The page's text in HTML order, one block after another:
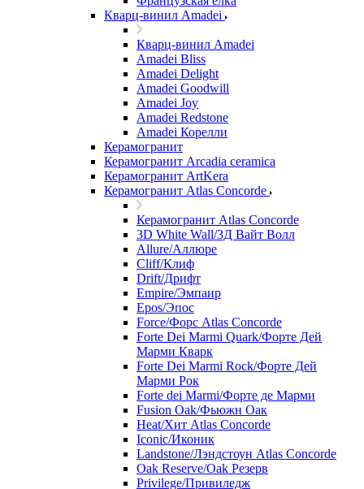
Кварц-винил Amadei
Кварц-винил Amadei
Amadei Bliss
Amadei Delight
Amadei Goodwill
Amadei Joy
Amadei Redstone
Amadei Корелли
Керамогранит
Керамогранит Arcadia ceramica
Керамогранит ArtKera
Керамогранит Atlas Concorde
Керамогранит Atlas Concorde
3D White Wall/3Д Вайт Волл
Allure/Аллюрe
Cliff/Клиф
Drift/Дрифт
Empire/Эмпаир
Epos/Эпос
Force/Фoрс Atlas Concorde
Forte Dei Marmi Quark/Форте Дей
Марми Кварк
Forte Dei Marmi Rock/Форте Дей
Марми Рок
Forte dei Marmi/Форте де Марми
Fusion Oak/Фьюжн Оак
Heat/Xит Atlas Concorde
Iconic/Иконик
Landstone/Лэндстоун Atlas Concorde
Oak Reserve/Оak Резepв
Privilege/Привиледж